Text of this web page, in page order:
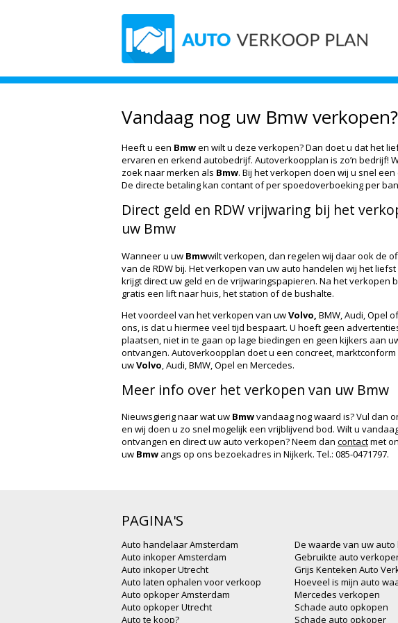
Vandaag nog uw Bmw verkopen?
Heeft u een Bmwen wilt u deze verkopen? Dan doet u dat het
ervaren en erkend autobedrijf. Autoverkoopplan is zo’n bedrijf!
zoek naar merken als Bmw. Bij het verkopen doen wij u snel een
De directe betaling kan contant of per spoedoverboeking per
Direct geld en RDW vrijwaring bij het
uw Bmw
Wanneer u uw Bmwwilt verkopen, dan regelen wij daar ook de
van de RDW bij. Het verkopen van uw auto handelen wij het
krijgt direct uw geld en de vrijwaringspapieren. Na het verkopen
gratis een lift naar huis, het station of de bushalte.
Het voordeel van het verkopen van uwVolvo, BMW, Audi, Opel
ons, is dat u hiermee veel tijd bespaart. U hoeft geen
plaatsen, niet in te gaan op lage biedingen en geen kijkers aan
ontvangen. Autoverkoopplan doet u een concreet, marktconform
uwVolvo , Audi, BMW, Opel en Mercedes.
Meer info over het verkopen van uw Bmw
Nieuwsgierig naar wat uw Bmwvandaag nog waard is? Vul dan
en wij doen u zo snel mogelijk een vrijblijvend bod. Wilt u
ontvangen en direct uw auto verkopen? Neem dan contactmet
uw Bmw angs op ons bezoekadres in Nijkerk. Tel.: 085-0471797.
PAGINA'S
Auto handelaar Amsterdam
Auto inkoper Amsterdam
Auto inkoper Utrecht
Auto laten ophalen voor verkoop
Auto opkoper Amsterdam
Auto opkoper Utrecht
Auto te koop?
De waarde van uw auto
Gebruikte auto
Grijs Kenteken Auto
Hoeveel is mijn auto
Mercedes verkopen
Schade auto opkopen
Schade auto opkoper